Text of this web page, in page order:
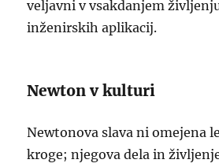
veljavni v vsakdanjem
inženirskih aplikacij.
Newton v kulturi
Newtonova slava ni omejena
kroge; njegova dela in